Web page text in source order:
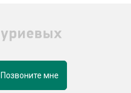
Позвоните мне